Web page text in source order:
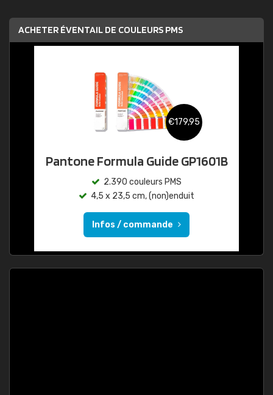
ACHETER ÉVENTAIL DE COULEURS PMS
€179,95
Pantone Formula Guide GP1601B
2.390 couleurs PMS
4,5 x 23,5 cm, (non)enduit
Infos / commande